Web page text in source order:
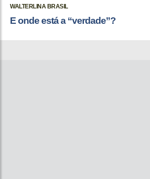
WALTERLINA BRASIL
E onde está a “verdade”?